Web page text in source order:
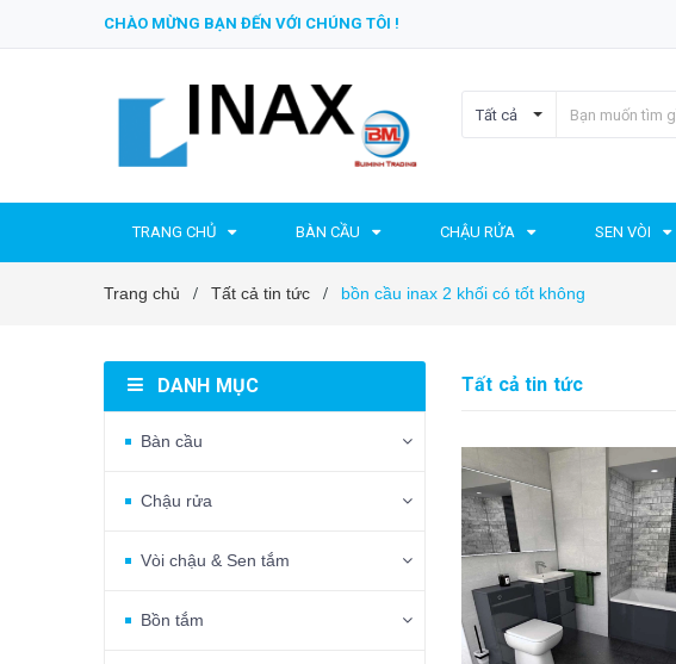
CHÀO MỪNG BẠN ĐẾN VỚI CHÚNG TÔI !
Tất cả
TRANG CHỦ BÀN CẦU CHẬU RỬA SEN VÒI
Trang chủ / Tất cả tin tức / bồn cầu inax 2 khối có tốt không
Tất cả tin tức
DANH MỤC
Bàn cầu
Chậu rửa
Vòi chậu & Sen tắm
Bồn tắm